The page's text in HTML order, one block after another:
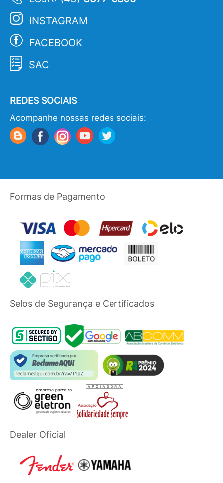
INSTAGRAM
FACEBOOK
SAC
REDES SOCIAIS
Acompanhe nossas redes sociais:
Formas de Pagamento
Selos de Segurança e Certificados
Dealer Oficial